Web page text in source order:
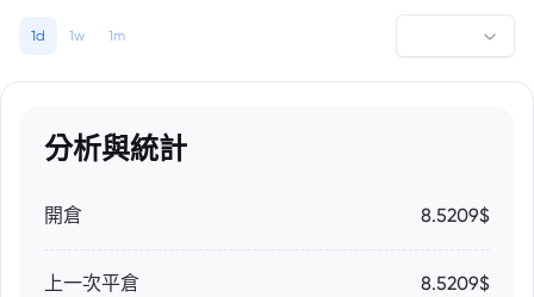
1d 1w 1m
分析與統計
開倉 8.5209$
上一次平倉 8.5209$